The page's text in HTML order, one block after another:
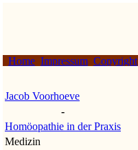
Home Impressum Copyright
Jacob Voorhoeve
-
Homöopathie in der Praxis
Medizin